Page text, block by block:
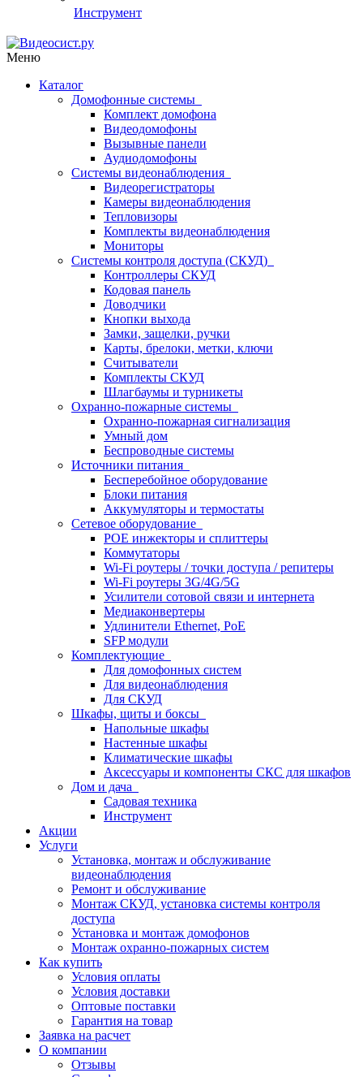
Инструмент
Меню
Каталог
Домофонные системы
Комплект домофона
Видеодомофоны
Вызывные панели
Аудиодомофоны
Системы видеонаблюдения
Видеорегистраторы
Камеры видеонаблюдения
Тепловизоры
Комплекты видеонаблюдения
Мониторы
Системы контроля доступа (СКУД)
Контроллеры СКУД
Кодовая панель
Доводчики
Кнопки выхода
Замки, защелки, ручки
Карты, брелоки, метки, ключи
Считыватели
Комплекты СКУД
Шлагбаумы и турникеты
Охранно-пожарные системы
Охранно-пожарная сигнализация
Умный дом
Беспроводные системы
Источники питания
Бесперебойное оборудование
Блоки питания
Аккумуляторы и термостаты
Сетевое оборудование
POE инжекторы и сплиттеры
Коммутаторы
Wi-Fi роутеры / точки доступа / репитеры
Wi-Fi роутеры 3G/4G/5G
Усилители сотовой связи и интернета
Медиаконвертеры
Удлинители Ethernet, PoE
SFP модули
Комплектующие
Для домофонных систем
Для видеонаблюдения
Для СКУД
Шкафы, щиты и боксы
Напольные шкафы
Настенные шкафы
Климатические шкафы
Аксессуары и компоненты СКС для шкафов
Дом и дача
Садовая техника
Инструмент
Акции
Услуги
Установка, монтаж и обслуживание
видеонаблюдения
Ремонт и обслуживание
Монтаж СКУД, установка системы контроля
доступа
Установка и монтаж домофонов
Монтаж охранно-пожарных систем
Как купить
Условия оплаты
Условия доставки
Оптовые поставки
Гарантия на товар
Заявка на расчет
О компании
Отзывы